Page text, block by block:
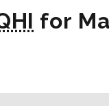
for